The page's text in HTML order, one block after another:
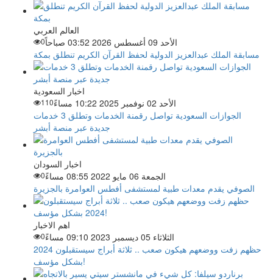
العالم العربي
الأحد 09 أغسطس 2026 03:52 صباحاً
0
مسابقة الملك عبدالعزيز الدولية لحفظ القرآن الكريم تنطلق بمكة
اخبار السعودية
الأحد 02 نوفمبر 2025 10:22 مساءً
110
الجوازات السعودية تواصل رقمنة الخدمات وتطلق 3 خدمات
جديدة عبر منصة أبشر
اخبار السودان
الجمعة 06 مايو 2022 08:55 مساءً
0
الصوفي يقدم معدات طبية لمستشفى أفطس العوامرة بالجزيرة
اهم الاخبار
الثلاثاء 05 ديسمبر 2023 09:10 مساءً
0
حظهم زفت ووضعهم هيكون صعب .. ثلاثة أبراج سيستقبلون 2024
بشكل مؤسف!